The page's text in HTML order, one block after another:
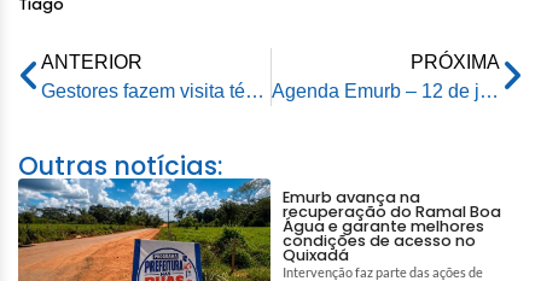
Tiago
ANTERIOR
Gestores fazem visita técnica no Parque de Exposições para elaboração do Plano de Contingência
PRÓXIMA
Agenda Emurb – 12 de janeiro de 2024
Outras notícias:
Emurb avança na
recuperação do Ramal Boa
Água e garante melhores
condições de acesso no
Quixadá
Intervenção faz parte das ações de